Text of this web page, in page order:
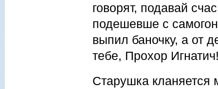
говорят, подавай
подешевше с
выпил баночку, а от
тебе, Про­хор
Старушка кланяется